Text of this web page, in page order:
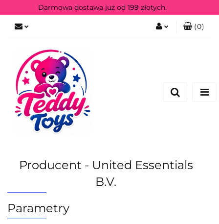
Darmowa dostawa już od 199 złotych.
(0)
Producent - United Essentials
B.V.
Parametry